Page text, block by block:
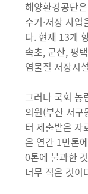
해양환경공단
수거·저장 사
다. 현재 13개
속초, 군산, 평
염물질 저장시
그러나 국회 농
의원(부산 서구
터 제출받은 자
은 연간 1만톤
0톤에 불과한
너무 적은 것이